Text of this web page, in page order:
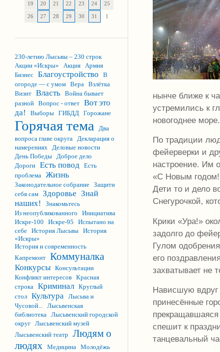
19 20 21 22 23 24 25
26 27 28 29 30 31 1
230-летию Лысьвы – 230 строк
Акции «Искры»
Акция Армия
Бизнес Благоустройство
В
огороде — с умом Вера Взлётка
Визит Власть Война бывает
разной Вопрос - ответ Вот это
да!
Выборы ГИБДД Горожане
Горячая тема
Два
вопроса главе округа Декларация о
намерениях Деловые новости
День Победы Доброе дело
Дороги Есть повод Есть
проблема Жизнь
Законодательное собрание Защити
себя сам Здоровье Знай
наших!
Знакомьтесь
Из неопубликованного
Инициатива
Искре-100
Искре-95
Испытано на
себе История Лысьвы История
«Искры»
История и современность
Капремонт Коммуналка
Конкурсы Консультации
Конфликт интересов Красная
строка Криминал Круглый
стол Культура Лысьва и
Чусовой... Лысьвенская
библиотека Лысьвенский городской
округ Лысьвенский музей
Лысьвенский театр
Людям о
людях Медицина Молодёжь
нынче ближе к
устремились к
новогоднее море.
По традиции
фейерверки и
настроение. Им
«С Новым
Дети то и дело
Снегурочкой,
Крики «Ура!»
задолго до
Гулом
его
захватывает не
Нависшую вдруг
принесённые
спешит к
танцевальный